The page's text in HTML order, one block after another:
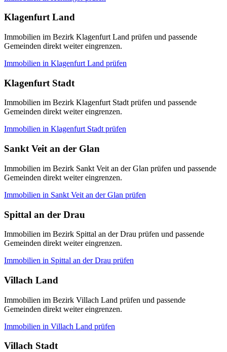
Klagenfurt Land
Immobilien im Bezirk Klagenfurt Land prüfen und passende
Gemeinden direkt weiter eingrenzen.
Immobilien in Klagenfurt Land prüfen
Klagenfurt Stadt
Immobilien im Bezirk Klagenfurt Stadt prüfen und passende
Gemeinden direkt weiter eingrenzen.
Immobilien in Klagenfurt Stadt prüfen
Sankt Veit an der Glan
Immobilien im Bezirk Sankt Veit an der Glan prüfen und passende
Gemeinden direkt weiter eingrenzen.
Immobilien in Sankt Veit an der Glan prüfen
Spittal an der Drau
Immobilien im Bezirk Spittal an der Drau prüfen und passende
Gemeinden direkt weiter eingrenzen.
Immobilien in Spittal an der Drau prüfen
Villach Land
Immobilien im Bezirk Villach Land prüfen und passende
Gemeinden direkt weiter eingrenzen.
Immobilien in Villach Land prüfen
Villach Stadt